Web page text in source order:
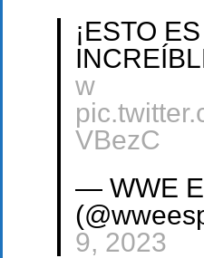
¡ESTO ES
w
VBezC
— WWE
9, 2023